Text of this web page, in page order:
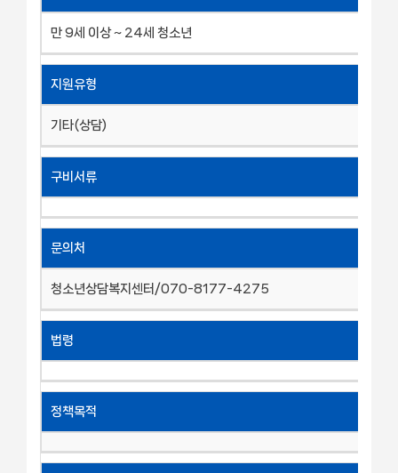
만 9세 이상 ~ 24세 청소년
지원유형
기타(상담)
구비서류
문의처
청소년상담복지센터/070-8177-4275
법령
정책목적